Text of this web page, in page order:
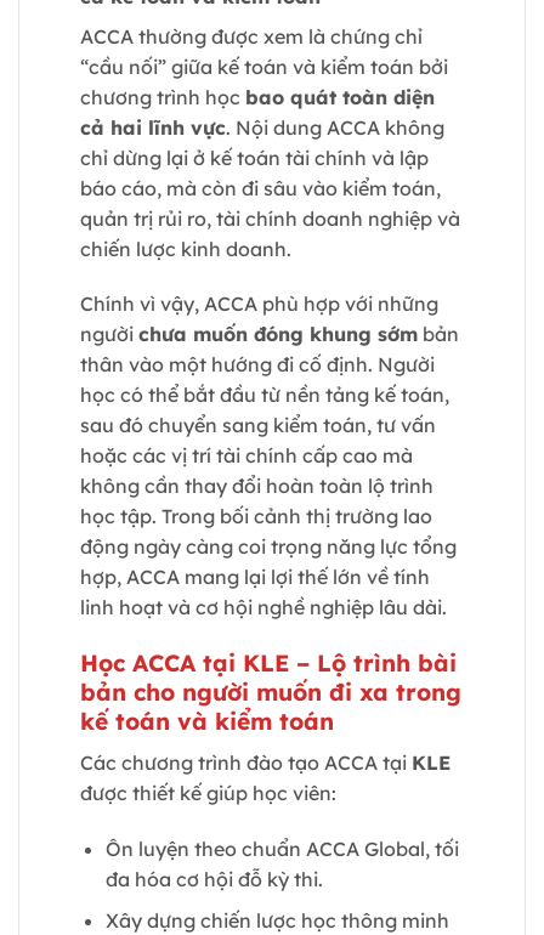
ACCA thường được xem là chứng chỉ
“cầu nối” giữa kế toán và kiểm toán bởi
chương trình học bao quát toàn diện
cả hai lĩnh vực. Nội dung ACCA không
chỉ dừng lại ở kế toán tài chính và lập
báo cáo, mà còn đi sâu vào kiểm toán,
quản trị rủi ro, tài chính doanh nghiệp và
chiến lược kinh doanh.
Chính vì vậy, ACCA phù hợp với những
người chưa muốn đóng khung sớm bản
thân vào một hướng đi cố định. Người
học có thể bắt đầu từ nền tảng kế toán,
sau đó chuyển sang kiểm toán, tư vấn
hoặc các vị trí tài chính cấp cao mà
không cần thay đổi hoàn toàn lộ trình
học tập. Trong bối cảnh thị trường lao
động ngày càng coi trọng năng lực tổng
hợp, ACCA mang lại lợi thế lớn về tính
linh hoạt và cơ hội nghề nghiệp lâu dài.
Học ACCA tại KLE – Lộ trình bài
bản cho người muốn đi xa trong
kế toán và kiểm toán
Các chương trình đào tạo ACCA tại KLE
được thiết kế giúp học viên:
Ôn luyện theo chuẩn ACCA Global, tối
đa hóa cơ hội đỗ kỳ thi.
Xây dựng chiến lược học thông minh